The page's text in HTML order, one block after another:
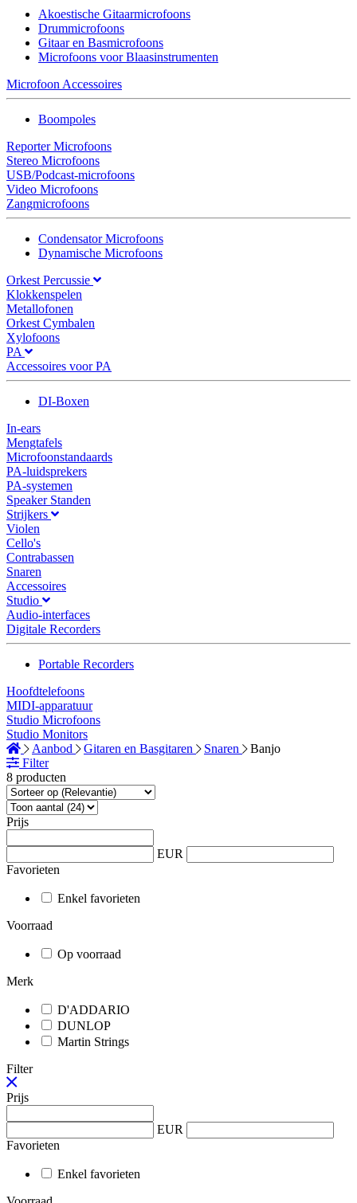
Akoestische Gitaarmicrofoons
Drummicrofoons
Gitaar en Basmicrofoons
Microfoons voor Blaasinstrumenten
Microfoon Accessoires
Boompoles
Reporter Microfoons
Stereo Microfoons
USB/Podcast-microfoons
Video Microfoons
Zangmicrofoons
Condensator Microfoons
Dynamische Microfoons
Orkest Percussie
Klokkenspelen
Metallofonen
Orkest Cymbalen
Xylofoons
PA
Accessoires voor PA
DI-Boxen
In-ears
Mengtafels
Microfoonstandaards
PA-luidsprekers
PA-systemen
Speaker Standen
Strijkers
Violen
Cello's
Contrabassen
Snaren
Accessoires
Studio
Audio-interfaces
Digitale Recorders
Portable Recorders
Hoofdtelefoons
MIDI-apparatuur
Studio Microfoons
Studio Monitors
Aanbod
Gitaren en Basgitaren Snaren
Banjo
Filter
8 producten
Prijs
EUR
Favorieten
Enkel favorieten
Voorraad
Op voorraad
Merk
D'ADDARIO
DUNLOP
Martin Strings
Filter
Prijs
EUR
Favorieten
Enkel favorieten